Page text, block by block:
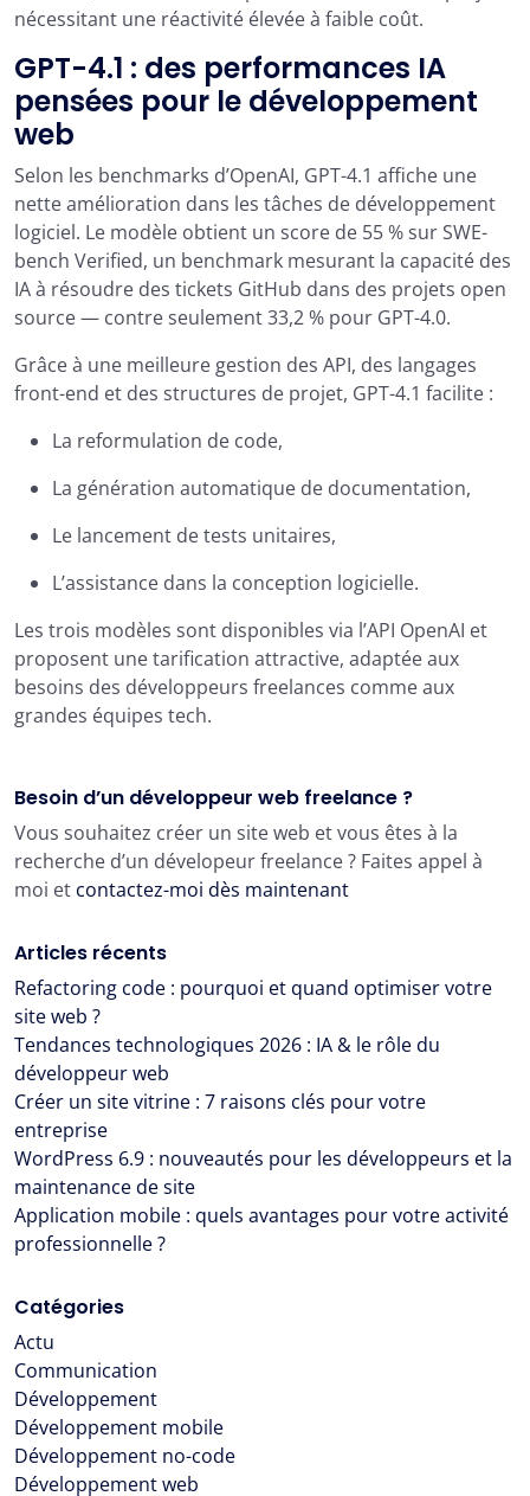
nécessitant une réactivité élevée à faible coût.
GPT-4.1 : des performances IA
pensées pour le développement
web
Selon les benchmarks d’OpenAI, GPT-4.1 affiche une
nette amélioration dans les tâches de développement
logiciel. Le modèle obtient un score de 55 % sur SWE-
bench Verified, un benchmark mesurant la capacité des
IA à résoudre des tickets GitHub dans des projets open
source — contre seulement 33,2 % pour GPT-4.0.
Grâce à une meilleure gestion des API, des langages
front-end et des structures de projet, GPT-4.1 facilite :
La reformulation de code,
La génération automatique de documentation,
Le lancement de tests unitaires,
L’assistance dans la conception logicielle.
Les trois modèles sont disponibles via l’API OpenAI et
proposent une tarification attractive, adaptée aux
besoins des développeurs freelances comme aux
grandes équipes tech.
Besoin d’un développeur web freelance ?
Vous souhaitez créer un site web et vous êtes à la
recherche d’un dévelopeur freelance ? Faites appel à
moi et contactez-moi dès maintenant
Articles récents
Refactoring code : pourquoi et quand optimiser votre
site web ?
Tendances technologiques 2026 : IA & le rôle du
développeur web
Créer un site vitrine : 7 raisons clés pour votre
entreprise
WordPress 6.9 : nouveautés pour les développeurs et la
maintenance de site
Application mobile : quels avantages pour votre activité
professionnelle ?
Catégories
Actu
Communication
Développement
Développement mobile
Développement no-code
Développement web